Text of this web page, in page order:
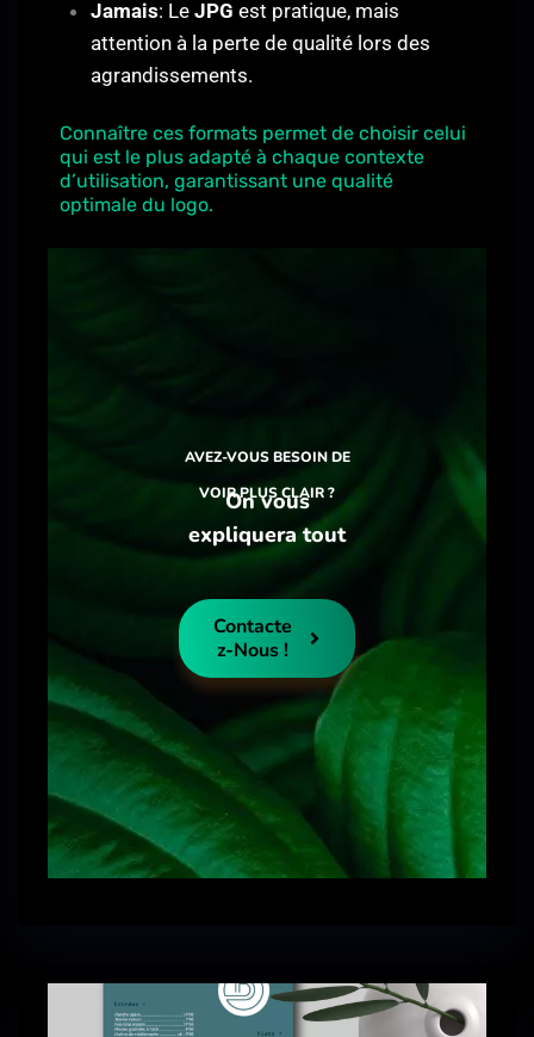
Jamais: Le JPG est pratique, mais
attention à la perte de qualité lors des
agrandissements.
Connaître ces formats permet de choisir celui
qui est le plus adapté à chaque contexte
d’utilisation, garantissant une qualité
optimale du logo.
AVEZ-VOUS BESOIN DE
VOIR PLUS CLAIR ?
On vous
expliquera tout
Contacte
Z-Nous !